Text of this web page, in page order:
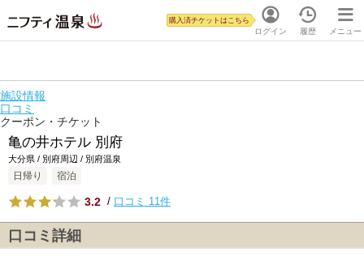
ログイン
購入済チケットはこちら
履歴 メニュー
施設情報
口コミ
クーポン・チケット
亀の井ホテル 別府
大分県 / 別府周辺 / 別府温泉
日帰り 宿泊
3.2 / 口コミ 11件
口コミ詳細